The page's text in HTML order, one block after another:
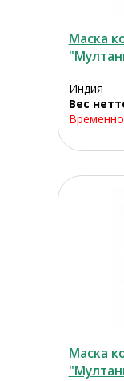
Маска
Индия
Вес
Маска